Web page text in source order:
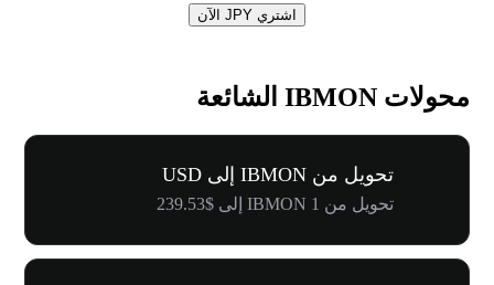
اشتري JPY الآن
محولات IBMON الشائعة
تحويل من IBMON إلى USD
تحويل من 1 IBMON إلى $239.53